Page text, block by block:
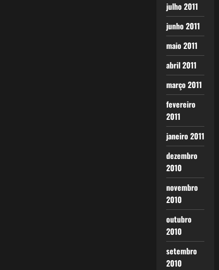
julho 2011
junho 2011
maio 2011
abril 2011
março 2011
fevereiro
2011
janeiro 2011
dezembro
2010
novembro
2010
outubro
2010
setembro
2010